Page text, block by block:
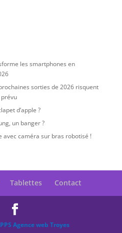
les smartphones en
sorties de 2026 risquent
d’apple ?
un banger ?
avec caméra sur bras robotisé !
Tablettes Contact
Agence web Troyes